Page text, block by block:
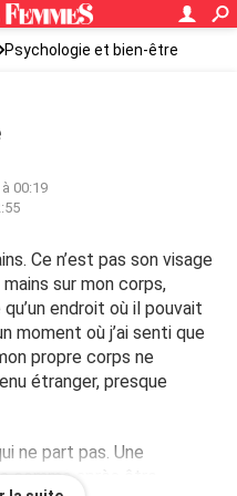
Psychologie et bien-être
00:19
Ce n’est pas son visage
sur mon corps,
endroit où il pouvait
moment où j’ai senti que
propre corps ne
étranger, presque
ne part pas. Une
comme après être